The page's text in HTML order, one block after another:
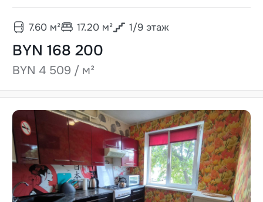
7.60м² 17.20м² 1/9этаж
BYN 168 200
BYN 4 509 / м²